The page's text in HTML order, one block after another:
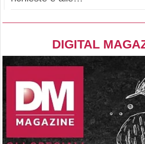
DIGITAL